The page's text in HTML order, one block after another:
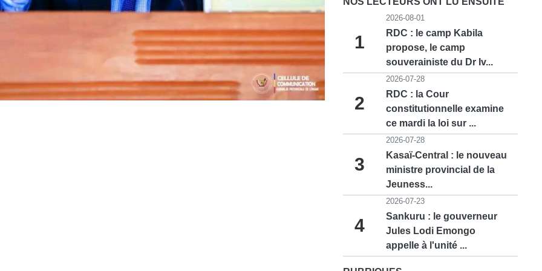
1
2026-08-01
RDC : le camp Kabila
propose, le camp
souverainiste du Dr Iv...
2
2026-07-28
RDC : la Cour
constitutionnelle examine
ce mardi la loi sur ...
3
2026-07-28
Kasaï-Central : le nouveau
ministre provincial de la
Jeuness...
4
2026-07-23
Sankuru : le gouverneur
Jules Lodi Emongo
appelle à l'unité ...